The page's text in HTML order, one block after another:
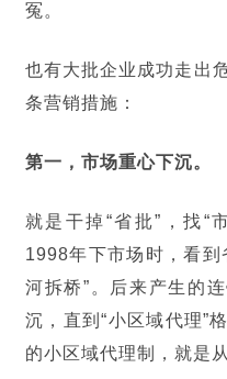
冤。
也有大批企业成功走出
条营销措施：
第一，市场重心下沉。
就是干掉“省批”，找“
1998年下市场时，看到
河拆桥”。后来产生的
沉，直到“小区域代理”
的小区域代理制，就是